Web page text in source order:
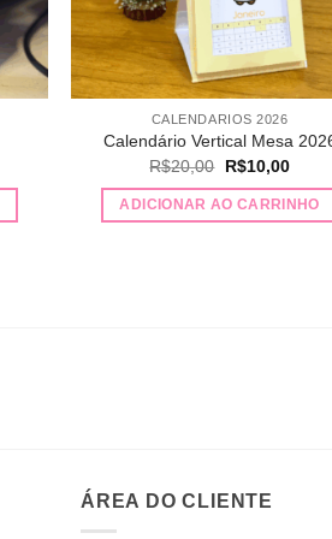
CALENDARIOS 2026
Calendário Vertical Mesa
R$20,00 O
original
era:
R$10,00O
atual
é:
ADICIONAR AO CARRINHO
ÁREA DO CLIENTE